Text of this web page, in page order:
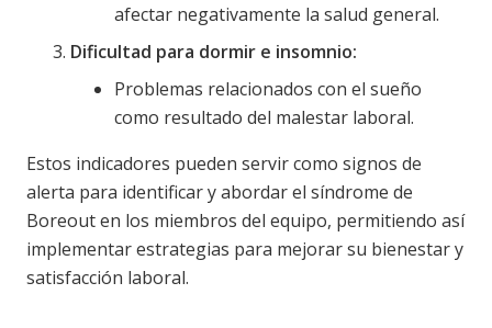
afectar negativamente la salud general.
Dificultad para dormir e insomnio:
Problemas relacionados con el sueño
como resultado del malestar laboral.
Estos indicadores pueden servir como signos de
alerta para identificar y abordar el síndrome de
Boreout en los miembros del equipo, permitiendo así
implementar estrategias para mejorar su bienestar y
satisfacción laboral.